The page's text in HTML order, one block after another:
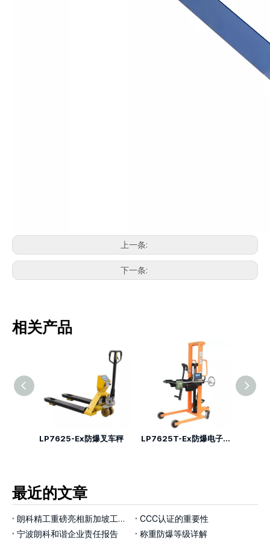
上一条:
下一条:
相关产品
LP7625-Ex防爆叉车秤 LP7625T-Ex防爆电子倒桶秤
最近的文章
朗科精工重磅亮相新加坡工业展览会，以智能称重技术赋能工业4.0新征程
CCC认证的重要性
宁波朗科和谐企业责任报告
称重防爆等级详解